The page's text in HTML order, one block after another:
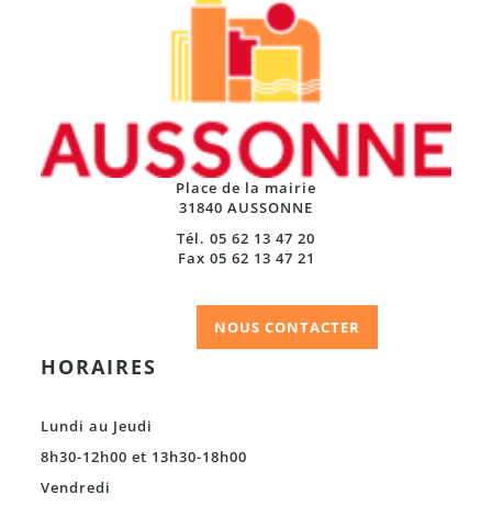
Place de la mairie
31840 AUSSONNE
Tél. 05 62 13 47 20
Fax 05 62 13 47 21
NOUS CONTACTER
HORAIRES
Lundi au Jeudi
8h30-12h00 et 13h30-18h00
Vendredi